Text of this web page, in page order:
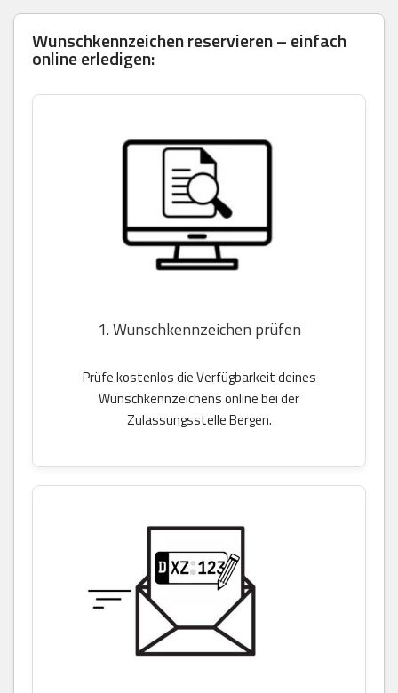
Wunschkennzeichen reservieren – einfach
online erledigen:
1. Wunschkennzeichen prüfen
Prüfe kostenlos die Verfügbarkeit deines
Wunschkennzeichens online bei der
Zulassungsstelle Bergen.